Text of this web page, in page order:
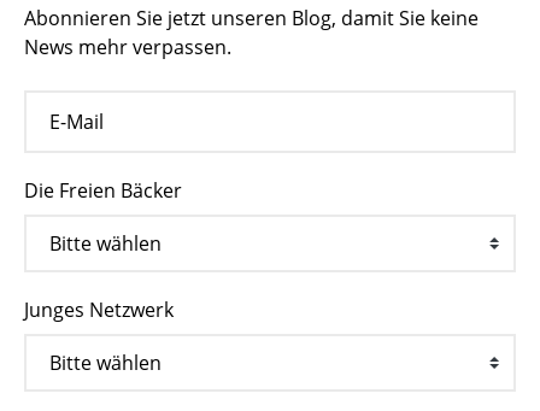
Abonnieren Sie jetzt unseren Blog, damit Sie keine
News mehr verpassen.
Die Freien Bäcker
Junges Netzwerk